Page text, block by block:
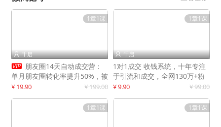
1章1课
 千启
 朋友圈14天自动成交营：
单月朋友圈转化率提升50%，被
动收入超3万元
¥ 19.90 ¥ 199.00
1章1课
 千启
1对1成交 收钱系统，十年专注
于引流和成交，全网130万+粉
丝
¥ 9.90 ¥ 99.00
1章1课 1章1课